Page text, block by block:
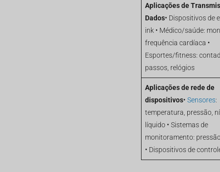
Aplicações de
Dados• Dispositivos de
ink • Médico/saúde:
frequência cardíaca •
Esportes/fitness:
passos, relógios
Aplicações de rede de
dispositivos• Sensores:
temperatura, pressão,
líquido • Sistemas de
monitoramento:
• Dispositivos de